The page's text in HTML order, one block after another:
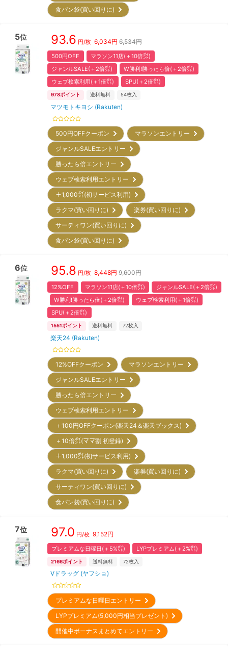
食パン袋(買い回りに)
5位 93.6 円/枚 6,034円 6,534円
500円OFF
マラソン11店(＋10倍㌽)
ジャンルSALE(＋2倍㌽)
W勝利!勝ったら倍(＋2倍㌽)
ウェブ検索利用(＋1倍㌽)
SPU(＋2倍㌽)
978ポイント 送料無料 54枚入
マツモトキヨシ (Rakuten)
500円OFFクーポン
マラソンエントリー
ジャンルSALEエントリー
勝ったら倍エントリー
ウェブ検索利用エントリー
＋1,000㌽(初サービス利用)
ラクマ(買い回りに)
楽券(買い回りに)
サーティワン(買い回りに)
食パン袋(買い回りに)
6位 95.8 円/枚 8,448円 9,600円
12%OFF マラソン11店(＋10倍㌽)
ジャンルSALE(＋2倍㌽)
W勝利!勝ったら倍(＋2倍㌽)
ウェブ検索利用(＋1倍㌽)
SPU(＋2倍㌽)
1551ポイント 送料無料 72枚入
楽天24 (Rakuten)
12%OFFクーポン
マラソンエントリー
ジャンルSALEエントリー
勝ったら倍エントリー
ウェブ検索利用エントリー
＋100円OFFクーポン(楽天24＆楽天ブックス)
＋10倍㌽(ママ割 初登録)
＋1,000㌽(初サービス利用)
ラクマ(買い回りに)
楽券(買い回りに)
サーティワン(買い回りに)
食パン袋(買い回りに)
7位 97.0 円/枚 9,152円
プレミアムな日曜日(＋5%㌽) LYPプレミアム(＋2%㌽)
2166ポイント 送料無料 72枚入
Vドラッグ (ヤフショ)
プレミアムな日曜日エントリー
LYPプレミアム(5,000円相当プレゼント)
開催中ボーナスまとめてエントリー